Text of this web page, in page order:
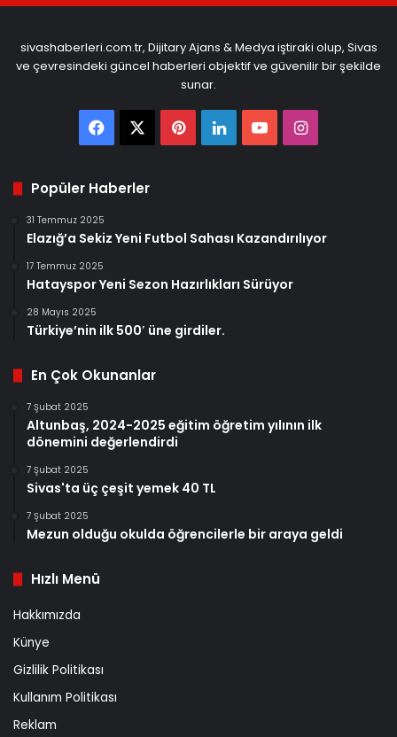
sivashaberleri.com.tr, Dijitary Ajans & Medya iştiraki olup, Sivas
ve çevresindeki güncel haberleri objektif ve güvenilir bir şekilde
sunar.
FacebookPinterest
LinkedInYouTubeInstagram
Popüler Haberler
31 Temmuz 2025
Elazığ’a Sekiz Yeni Futbol Sahası Kazandırılıyor
17 Temmuz 2025
Hatayspor Yeni Sezon Hazırlıkları Sürüyor
28 Mayıs 2025
Türkiye’nin ilk 500′ üne girdiler.
En Çok Okunanlar
7 Şubat 2025
Altunbaş, 2024-2025 eğitim öğretim yılının ilk
dönemini değerlendirdi
7 Şubat 2025
Sivas'ta üç çeşit yemek 40 TL
7 Şubat 2025
Mezun olduğu okulda öğrencilerle bir araya geldi
Hızlı Menü
Hakkımızda
Künye
Gizlilik Politikası
Kullanım Politikası
Reklam